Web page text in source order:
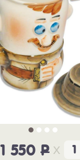
1 550 P x